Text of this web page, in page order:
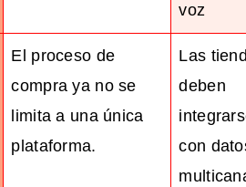
voz
El proceso de
compra ya no se
limita a una única
plataforma.
Las
deben
con